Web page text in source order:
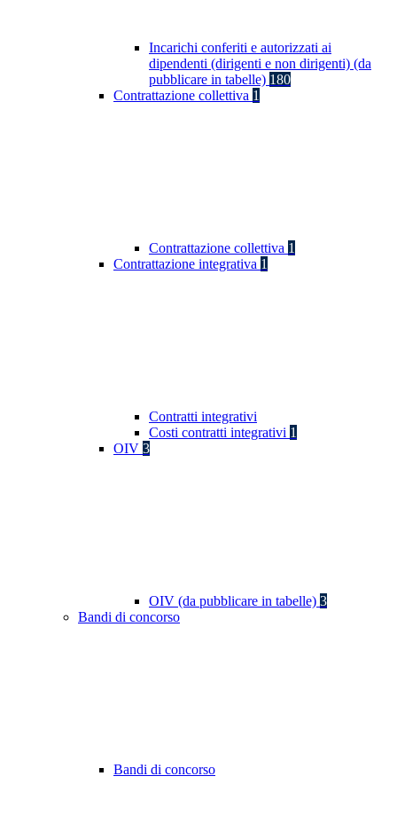
Incarichi conferiti e autorizzati ai
dipendenti (dirigenti e non dirigenti) (da
pubblicare in tabelle) 180
Contrattazione collettiva 1
Contrattazione collettiva 1
Contrattazione integrativa 1
Contratti integrativi
Costi contratti integrativi 1
OIV 3
OIV (da pubblicare in tabelle) 3
Bandi di concorso
Bandi di concorso